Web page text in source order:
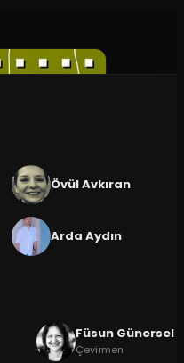
Övül Avkıran
Arda Aydın
Füsun Günersel
Çevirmen